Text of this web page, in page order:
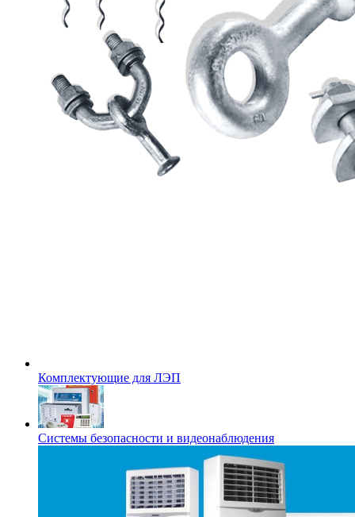
Комплектующие для ЛЭП
Системы безопасности и видеонаблюдения